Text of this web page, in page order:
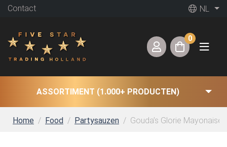
Contact NL
0
ASSORTIMENT (1.000+ PRODUCTEN)
Home Food Partysauzen Gouda’s Glorie Mayonaise